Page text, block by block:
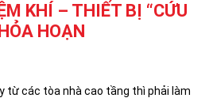
KHÍ – THIẾT BỊ “CỨU
HOẠN
từ các tòa nhà cao tầng thì phải làm